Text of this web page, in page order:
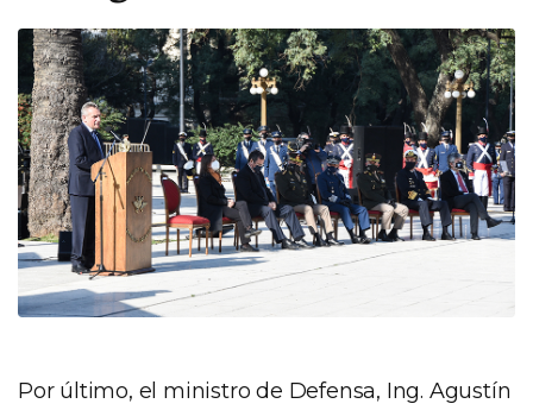
Por último, el ministro de Defensa, Ing. Agustín